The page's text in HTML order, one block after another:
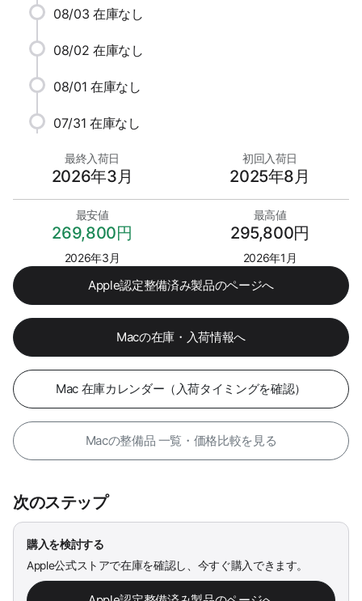
08/03 在庫なし
08/02 在庫なし
08/01 在庫なし
07/31 在庫なし
最終入荷日
2026年3月
初回入荷日
2025年8月
最安値
269,800円
2026年3月
最高値
295,800円
2026年1月
Apple認定整備済み製品のページへ
Macの在庫・入荷情報へ
Mac 在庫カレンダー（入荷タイミングを確認）
Macの整備品 一覧・価格比較を見る
次のステップ
購入を検討する
Apple公式ストアで在庫を確認し、今すぐ購入できます。